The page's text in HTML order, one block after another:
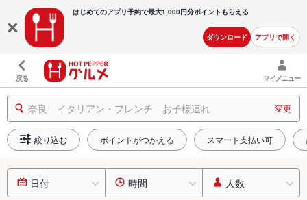
はじめてのアプリ予約で最大1,000円分ポイントもらえる
ダウンロード アプリで開く
戻る マイメニュー
奈良 イタリアン・フレンチ お子様連れ 変更
絞り込む ポイントがつかえる スマート支払い可
日付 時間 人数